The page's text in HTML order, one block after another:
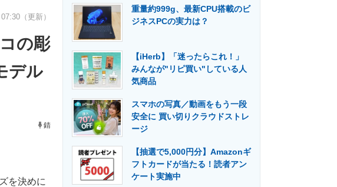
経営リーダーのコミュニティ マーケ×ITの今がよく分かる
製造業のIT導入・活用を支援
エネルギーの専門メディア 建設×テクノロジーの最前線
（更新）
の彫
デル
錆
を決めに
重量約999g、最新CPU搭載のビ
ジネスPCの実力は？
【iHerb】「迷ったらこれ！」
みんなが"リピ買い"している人
気商品
スマホの写真／動画をもう一段
安全に 買い切りクラウドストレ
ージ
【抽選で5,000円分】Amazonギ
フトカードが当たる！読者アン
ケート実施中